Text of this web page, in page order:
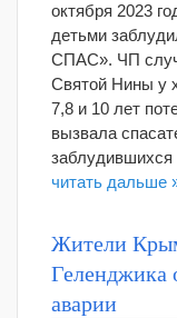
октября 2023
детьми
СПАС». ЧП
Святой Нины у
7,8 и 10 лет
вызвала
читать дальше
Жители
Геленджика
аварии